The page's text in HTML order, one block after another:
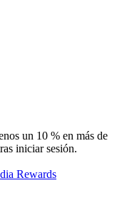
un 10 % en más de
iniciar sesión.
Rewards